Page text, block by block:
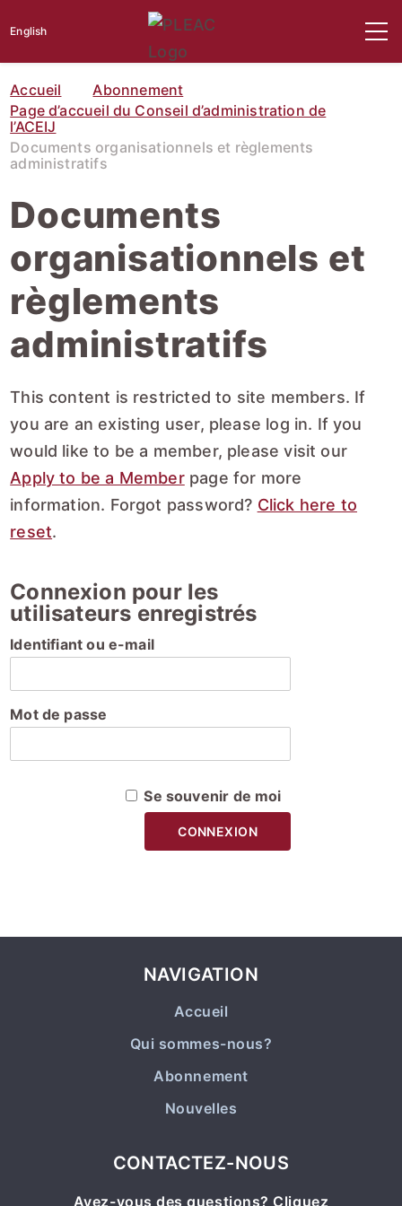
English
Accueil
Abonnement
Page d’accueil du Conseil d’administration de
l’ACEIJ
Documents organisationnels et règlements
administratifs
Documents
organisationnels et
règlements
administratifs
This content is restricted to site members. If
you are an existing user, please log in. If you
would like to be a member, please visit our
Apply to be a Memberpage for more
information. Forgot password? Click here to
reset.
Connexion pour les
utilisateurs enregistrés
Identifiant ou e-mail
Mot de passe
Se souvenir de moi
NAVIGATION
Accueil
Qui sommes-nous?
Abonnement
Nouvelles
CONTACTEZ-NOUS
Avez-vous des questions? Cliquez